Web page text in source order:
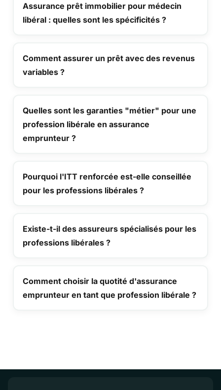
Assurance prêt immobilier pour médecin
libéral : quelles sont les spécificités ?
Comment assurer un prêt avec des revenus
variables ?
Quelles sont les garanties "métier" pour une
profession libérale en assurance
emprunteur ?
Pourquoi l'ITT renforcée est-elle conseillée
pour les professions libérales ?
Existe-t-il des assureurs spécialisés pour les
professions libérales ?
Comment choisir la quotité d'assurance
emprunteur en tant que profession libérale ?